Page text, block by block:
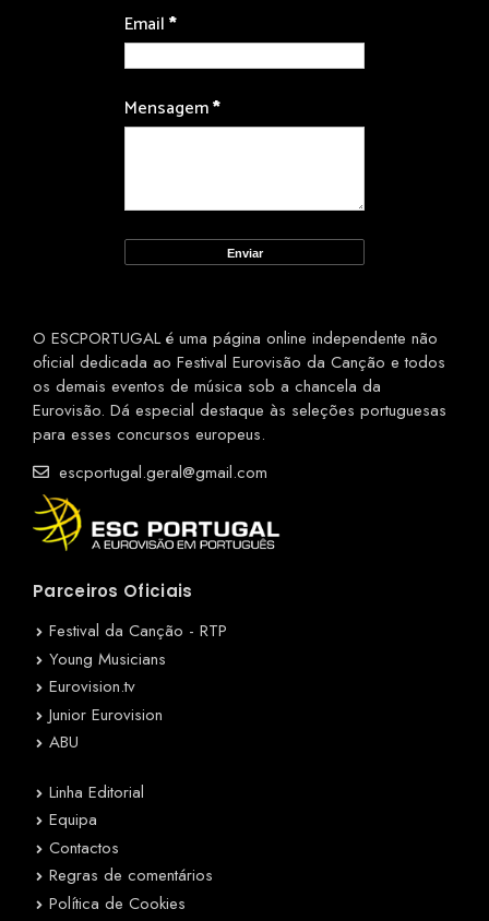
Email*
Mensagem*
O ESCPORTUGAL é uma página online independente não
oficial dedicada ao Festival Eurovisão da Canção e todos
os demais eventos de música sob a chancela da
Eurovisão. Dá especial destaque às seleções portuguesas
para esses concursos europeus.
escportugal.geral@gmail.com
Parceiros Oficiais
Festival da Canção - RTP
Young Musicians
Eurovision.tv
Junior Eurovision
ABU
Linha Editorial
Equipa
Contactos
Regras de comentários
Política de Cookies